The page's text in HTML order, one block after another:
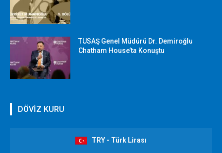
TUSAŞ Genel Müdürü Dr. Demiroğlu
Chatham House’ta Konuştu
DÖVİZ KURU
TRY - Türk Lirası